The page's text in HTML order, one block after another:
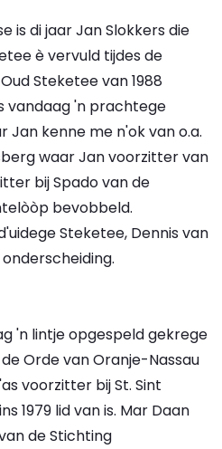
is di jaar Jan Slokkers die
è vervuld tijdes de
Steketee van 1988
'n prachtege
Jan kenne me n'ok van o.a.
waar Jan voorzitter van
bij Spado van de
bevobbeld.
Steketee, Dennis van
'n lintje opgespeld gekrege
Orde van Oranje-Nassau
voorzitter bij St. Sint
1979 lid van is. Mar Daan
de Stichting